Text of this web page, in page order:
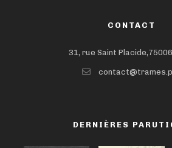
CONTACT
31, rue Saint
DERNIÈRES